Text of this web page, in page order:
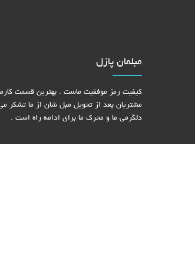
مبلمان پازل
کیفیت رمز موفقیت ماست . بهترین قسمت
مشتریان بعد از تحویل مبل شان از ما تشکر
دلگرمی ما و محرک ما برای ادامه راه است .